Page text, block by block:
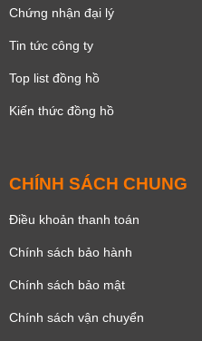
Chứng nhận đại lý
Tin tức công ty
Top list đồng hồ
Kiến thức đồng hồ
CHÍNH SÁCH CHUNG
Điều khoản thanh toán
Chính sách bảo hành
Chính sách bảo mật
Chính sách vận chuyển